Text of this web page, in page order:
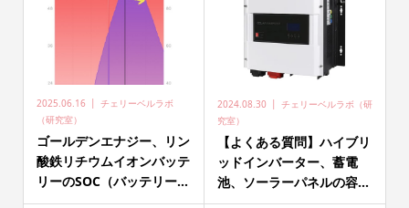
2025.06.16
チェリーベルラボ
（研究室）
ゴールデンエナジー、リン
酸鉄リチウムイオンバッテ
リーのSOC（バッテリー...
2024.08.30
チェリーベルラボ（研
究室）
【よくある質問】ハイブリ
ッドインバーター、蓄電
池、ソーラーパネルの容...